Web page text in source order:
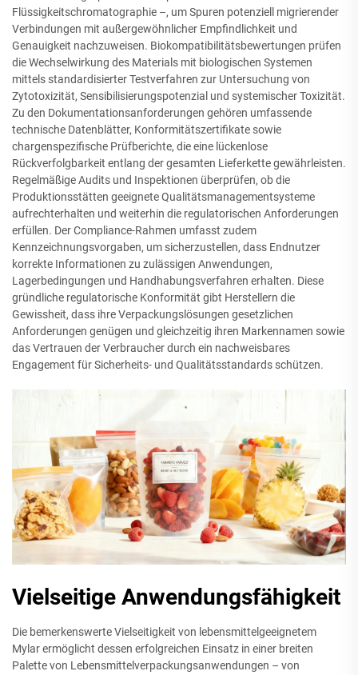
Flüssigkeitschromatographie –, um Spuren potenziell migrierender
Verbindungen mit außergewöhnlicher Empfindlichkeit und
Genauigkeit nachzuweisen. Biokompatibilitätsbewertungen prüfen
die Wechselwirkung des Materials mit biologischen Systemen
mittels standardisierter Testverfahren zur Untersuchung von
Zytotoxizität, Sensibilisierungspotenzial und systemischer Toxizität.
Zu den Dokumentationsanforderungen gehören umfassende
technische Datenblätter, Konformitätszertifikate sowie
chargenspezifische Prüfberichte, die eine lückenlose
Rückverfolgbarkeit entlang der gesamten Lieferkette gewährleisten.
Regelmäßige Audits und Inspektionen überprüfen, ob die
Produktionsstätten geeignete Qualitätsmanagementsysteme
aufrechterhalten und weiterhin die regulatorischen Anforderungen
erfüllen. Der Compliance-Rahmen umfasst zudem
Kennzeichnungsvorgaben, um sicherzustellen, dass Endnutzer
korrekte Informationen zu zulässigen Anwendungen,
Lagerbedingungen und Handhabungsverfahren erhalten. Diese
gründliche regulatorische Konformität gibt Herstellern die
Gewissheit, dass ihre Verpackungslösungen gesetzlichen
Anforderungen genügen und gleichzeitig ihren Markennamen sowie
das Vertrauen der Verbraucher durch ein nachweisbares
Engagement für Sicherheits- und Qualitätsstandards schützen.
Vielseitige Anwendungsfähigkeit
Die bemerkenswerte Vielseitigkeit von lebensmittelgeeignetem
Mylar ermöglicht dessen erfolgreichen Einsatz in einer breiten
Palette von Lebensmittelverpackungsanwendungen – von